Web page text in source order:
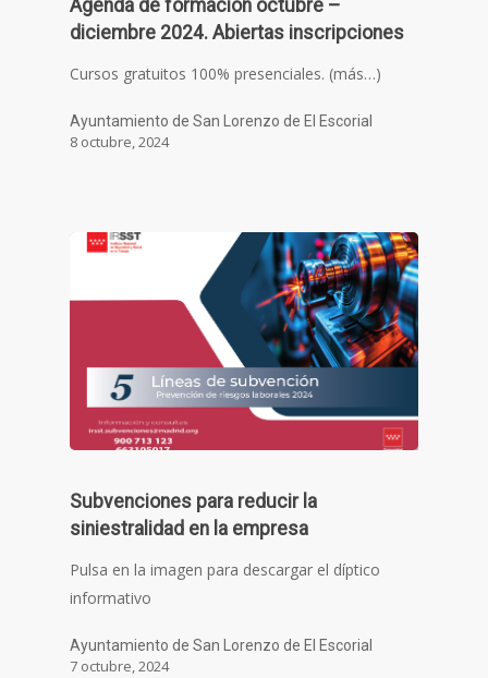
Agenda de formación octubre –
diciembre 2024. Abiertas inscripciones
Cursos gratuitos 100% presenciales. (más…)
Ayuntamiento de San Lorenzo de El Escorial
8 octubre, 2024
Subvenciones para reducir la
siniestralidad en la empresa
Pulsa en la imagen para descargar el díptico
informativo
Ayuntamiento de San Lorenzo de El Escorial
7 octubre, 2024